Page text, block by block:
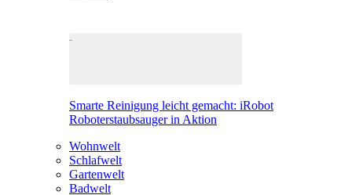
Smarte Reinigung leicht gemacht: iRobot
Roboterstaubsauger in Aktion
Wohnwelt
Schlafwelt
Gartenwelt
Badwelt